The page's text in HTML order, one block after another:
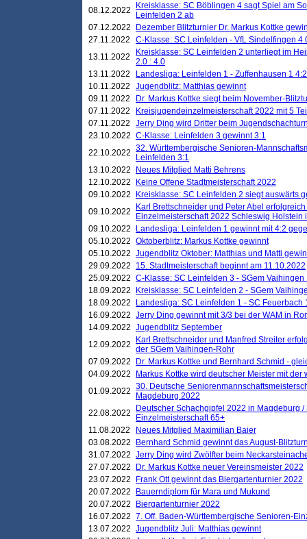
08.12.2022
Kreisklasse: SC Böblingen 4 sagt Spiel am
Leinfelden 2 ab
07.12.2022
Dezember Blitzturnier Dr. Markus Kottke
27.11.2022
C-Klasse: SC Leinfelden - VfL Sindelfingen 4
13.11.2022
Kreisklasse: SC Leinfelden 2 unterliegt im
2.0 : 4.0
13.11.2022
Landesliga: Leinfelden 1 - Zuffenhausen 1 4:2
10.11.2022
Jugendblitz: Matthias gewinnt
09.11.2022
Dr. Markus Kottke siegt beim November-
07.11.2022
Kreisjugendeinzelmeisterschaft 2022 mit 5
07.11.2022
Jerry Ding wird Dritter beim
23.10.2022 C-Klasse: Leinfelden 3 gewinnt 3:1
22.10.2022 32. Württembergische Senioren-
Leinfelden 3:1
13.10.2022
Neues Mitglied Matti Behrens
12.10.2022
Keine Offene Stadtmeisterschaft 2022
09.10.2022
Kreisklasse: SC Leinfelden 2 siegt auswärts
09.10.2022
Karl Brettschneider und Peter Abel
Einzelmeisterschaft 2022 Schleswig Holstein
09.10.2022
Landesliga: Leinfelden 1 gewinnt mit 4:2
05.10.2022 Oktoberblitz: Markus Kottke gewinnt
05.10.2022 Jugendblitz Oktober: Matthias und Matti
29.09.2022
15. Stadtmeisterschaft beginnt am 11.10.2022
25.09.2022 C-Klasse: SC Leinfelden 3 - SGem Vaihingen
18.09.2022
Kreisklasse: SC Leinfelden 2 - SGem
18.09.2022
Landesliga: SC Leinfelden 1 - SC Feuerbach
16.09.2022 Jerry Ding gewinnt mit 3/3 bei der WAM in
14.09.2022 Jugendblitz September
12.09.2022
Karl Brettschneider und Manfred Streiter
der SGem Vaihingen-Rohr
07.09.2022
Dr. Markus Kottke und Bernhard Schmid -
04.09.2022
Markus Kottke wird deutscher Meister mit
01.09.2022 30. Deutsche
Magdeburg 2022
22.08.2022
Deutscher Schachgipfel 2022 in Magdeburg
Einzelmeisterschaft 65+
11.08.2022
Neues Mitglied Maximilian Baier
03.08.2022
Bernhard Schmid gewinnt das August-
31.07.2022 Jerry Ding wird Zwölfter beim
27.07.2022
Dr. Markus Kottke neuer Vereinsmeister 2022
23.07.2022
Frank Ott gewinnt das Biergartenturnier 2022
20.07.2022
Bauerndiplom für Mara und Mukund
20.07.2022
Biergartenturnier 2022
16.07.2022 7. Off. Baden-Württembergische Senioren-
13.07.2022 Jugendblitz Juli: Matthias gewinnt